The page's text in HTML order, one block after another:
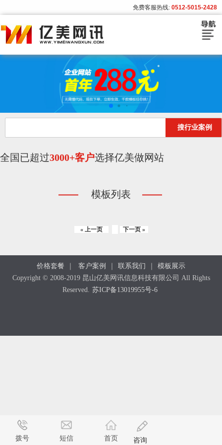
免费客服热线: 0512-5015-2428
模板展示
搜行业案例
全国已超过3000+客户选择亿美做网站
模板列表
« 上一页 下一页 »
价格套餐 ｜ 客户案例 ｜ 联系我们 ｜
模板展示
Copyright © 2008-2019 昆山亿美网讯信息科技有限公司 All Rights
Reserved.
苏ICP备13019955号-6
拨号 短信 首页 咨询